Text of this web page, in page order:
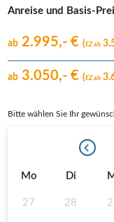
Anreise und Basis-
ab 2.995,- € (EZ ab
ab 3.050,- € (EZ ab
Bitte wählen Sie Ihr
Mo Di
27 28